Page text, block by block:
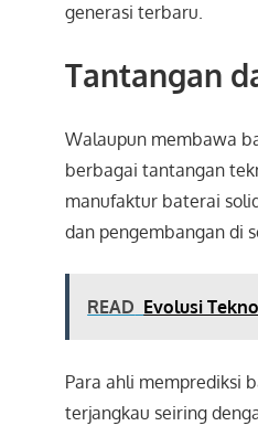
generasi terbaru.
Tantangan
Walaupun membawa
berbagai tantangan
manufaktur baterai
dan pengembangan di
READ Evolusi
Para ahli memprediksi
terjangkau seiring